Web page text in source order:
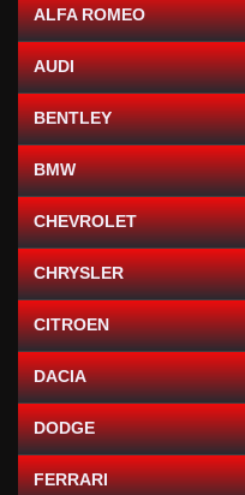
ALFA ROMEO
AUDI
BENTLEY
BMW
CHEVROLET
CHRYSLER
CITROEN
DACIA
DODGE
FERRARI